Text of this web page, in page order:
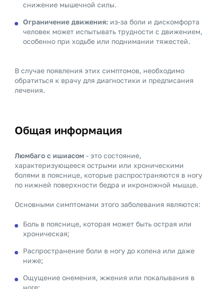
снижение мышечной силы.
Ограничение движения: из-за боли и дискомфорта
человек может испытывать трудности с движением,
особенно при ходьбе или поднимании тяжестей.
В случае появления этих симптомов, необходимо
обратиться к врачу для диагностики и предписания
лечения.
Общая информация
Люмбаго с ишиасом - это состояние,
характеризующееся острыми или хроническими
болями в пояснице, которые распространяются в ногу
по нижней поверхности бедра и икроножной мышце.
Основными симптомами этого заболевания являются:
Боль в пояснице, которая может быть острая или
хроническая;
Распространение боли в ногу до колена или даже
ниже;
Ощущение онемения, жжения или покалывания в
ноге;